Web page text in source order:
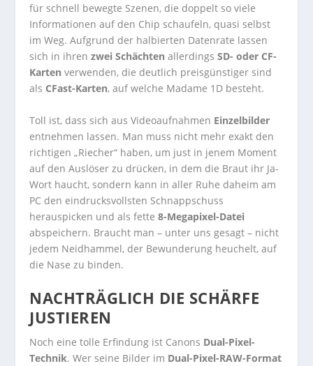
für schnell bewegte Szenen, die doppelt so viele
Informationen auf den Chip schaufeln, quasi selbst
im Weg. Aufgrund der halbierten Datenrate lassen
sich in ihrenzwei Schächten allerdingsSD- oder CF-
Karten verwenden, die deutlich preisgünstiger sind
als CFast-Karten, auf welche Madame 1D besteht.
Toll ist, dass sich aus Videoaufnahmen Einzelbilder
entnehmen lassen. Man muss nicht mehr exakt den
richtigen „Riecher“ haben, um just in jenem Moment
auf den Auslöser zu drücken, in dem die Braut ihr Ja-
Wort haucht, sondern kann in aller Ruhe daheim am
PC den eindrucksvollsten Schnappschuss
herauspicken und als fette8-Megapixel-Datei
abspeichern. Braucht man – unter uns gesagt – nicht
jedem Neidhammel, der Bewunderung heuchelt, auf
die Nase zu binden.
NACHTRÄGLICH DIE SCHÄRFE
JUSTIEREN
Noch eine tolle Erfindung ist Canons Dual-Pixel-
Technik. Wer seine Bilder im Dual-Pixel-RAW-Format